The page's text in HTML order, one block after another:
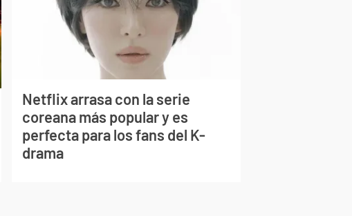
Netflix arrasa con la serie
coreana más popular y es
perfecta para los fans del K-
drama